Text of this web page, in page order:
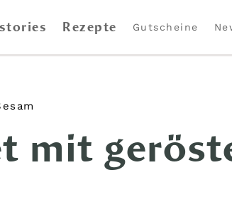
Rezepte Gutscheine
mit